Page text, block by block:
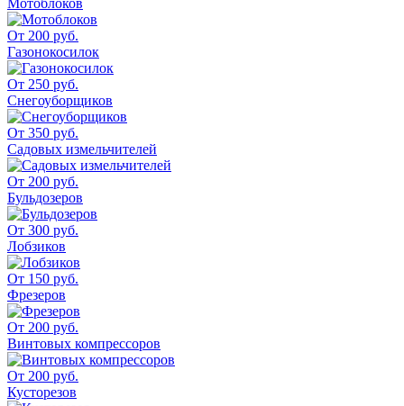
От 200 руб.
Газонокосилок
От 250 руб.
Снегоуборщиков
От 350 руб.
Садовых измельчителей
От 200 руб.
Бульдозеров
От 300 руб.
Лобзиков
От 150 руб.
Фрезеров
От 200 руб.
Винтовых компрессоров
От 200 руб.
Кусторезов